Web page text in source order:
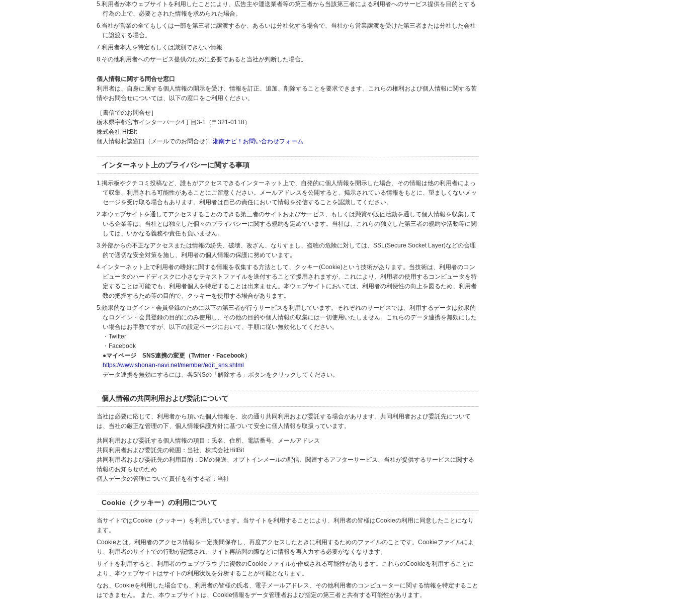
5.利用者が本ウェブサイトを利用したことにより、広告主や運送業者等の第三者から当該第三者による利用者へのサービス提供を目的とする
行為の上で、必要とされた情報を求められた場合。
6.当社が営業の全てもしくは一部を第三者に譲渡するか、あるいは分社化する場合で、当社から営業譲渡を受けた第三者または分社した会社
に譲渡する場合。
7.利用者本人を特定もしくは識別できない情報
8.その他利用者へのサービス提供のために必要であると当社が判断した場合。
個人情報に関する問合せ窓口
利用者は、自身に属する個人情報の開示を受け、情報を訂正、追加、削除することを要求できます。これらの権利および個人情報に関する苦
情やお問合せについては、以下の窓口をご利用ください。
［書信でのお問合せ］
栃木県宇都宮市インターパーク4丁目3-1（〒321-0118）
株式会社 HitBit
個人情報相談窓口（メールでのお問合せ）:湘南ナビ！お問い合わせフォーム
インターネット上のプライバシーに関する事項
1.掲示板やクチコミ投稿など、誰もがアクセスできるインターネット上で、自発的に個人情報を開示した場合、その情報は他の利用者によっ
て収集、利用される可能性があることにご留意ください。メールアドレスを公開すると、掲示されている情報をもとに、望ましくないメッ
セージを受け取る場合もあります。利用者は自己の責任において情報を発信することを認識してください。
2.本ウェブサイトを通してアクセスすることのできる第三者のサイトおよびサービス、もしくは懸賞や販促活動を通して個人情報を収集して
いる企業等は、当社とは独立した個々のプライバシーに関する規約を定めています。当社は、これらの独立した第三者の規約や活動等に関
しては、いかなる義務や責任も負いません。
3.外部からの不正なアクセスまたは情報の紛失、破壊、改ざん、なりすまし、盗聴の危険に対しては、SSL(Secure Socket Layer)などの合理
的で適切な安全対策を施し、利用者の個人情報の保護に努めています。
4.インターネット上で利用者の嗜好に関する情報を収集する方法として、クッキー(Cookie)という技術があります。当技術は、利用者のコン
ピュータのハードディスクに小さなテキストファイルを送付することで援用されますが、これにより、利用者の使用するコンピュータを特
定することは可能でも、利用者個人を特定することは出来ません。本ウェブサイトにおいては、利用者の利便性の向上を図るため、利用者
数の把握するため等の目的で、クッキーを使用する場合があります。
5.効果的なログイン・会員登録のために以下の第三者が行うサービスを利用しています。それぞれのサービスでは、利用するデータは効果的
なログイン・会員登録の目的にのみ使用し、その他の目的や個人情報の収集には一切使用いたしません。これらのデータ連携を無効にした
い場合はお手数ですが、以下の設定ページにおいて、手順に従い無効化してください。
・Twitter
・Facebook
●マイページ SNS連携の変更（Twitter・Facebook）
https://www.shonan-navi.net/member/edit_sns.shtml
データ連携を無効にするには、各SNSの「解除する」ボタンをクリックしてください。
個人情報の共同利用および委託について
当社は必要に応じて、利用者から頂いた個人情報を、次の通り共同利用および委託する場合があります。共同利用者および委託先について
は、当社の厳正な管理の下、個人情報保護方針に基づいて安全に個人情報を取扱っています。
共同利用および委託する個人情報の項目：氏名、住所、電話番号、メールアドレス
共同利用者および委託先の範囲：当社、株式会社HitBit
共同利用者および委託先の利用目的：DMの発送、オプトインメールの配信、関連するアフターサービス、当社が提供するサービスに関する
情報のお知らせのため
個人データの管理について責任を有する者：当社
Cookie（クッキー）の利用について
当サイトではCookie（クッキー）を利用しています。当サイトを利用することにより、利用者の皆様はCookieの利用に同意したことになり
ます。
Cookieとは、利用者のアクセス情報を一定期間保存し、再度アクセスしたときに利用するためのファイルのことです。Cookieファイルによ
り、利用者のサイトでの行動が記憶され、サイト再訪問の際などに情報を再入力する必要がなくなります。
サイトを利用すると、利用者のウェブブラウザに複数のCookieファイルが作成される可能性があります。これらのCookieを利用することに
より、本ウェブサイトはサイトの利用状況を分析することが可能となります。
なお、Cookieを利用した場合でも、利用者の皆様の氏名、電子メールアドレス、その他利用者のコンピューターに関する情報を特定すること
はできません。 また、本ウェブサイトは、Cookie情報をデータ管理者および指定の第三者と共有する可能性があります。